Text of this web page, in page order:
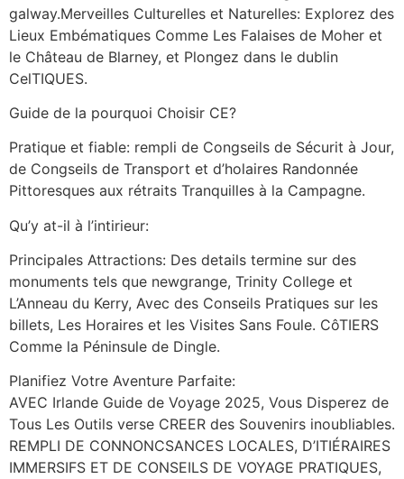
galway.Merveilles Culturelles et Naturelles: Explorez des
Lieux Embématiques Comme Les Falaises de Moher et
le Château de Blarney, et Plongez dans le dublin
CelTIQUES.
Guide de la pourquoi Choisir CE?
Pratique et fiable: rempli de Congseils de Sécurit à Jour,
de Congseils de Transport et d’holaires Randonnée
Pittoresques aux rétraits Tranquilles à la Campagne.
Qu’y at-il à l’intirieur:
Principales Attractions: Des details termine sur des
monuments tels que newgrange, Trinity College et
L’Anneau du Kerry, Avec des Conseils Pratiques sur les
billets, Les Horaires et les Visites Sans Foule. CôTIERS
Comme la Péninsule de Dingle.
Planifiez Votre Aventure Parfaite:
AVEC Irlande Guide de Voyage 2025, Vous Disperez de
Tous Les Outils verse CREER des Souvenirs inoubliables.
REMPLI DE CONNONCSANCES LOCALES, D’ITIÉRAIRES
IMMERSIFS ET DE CONSEILS DE VOYAGE PRATIQUES,